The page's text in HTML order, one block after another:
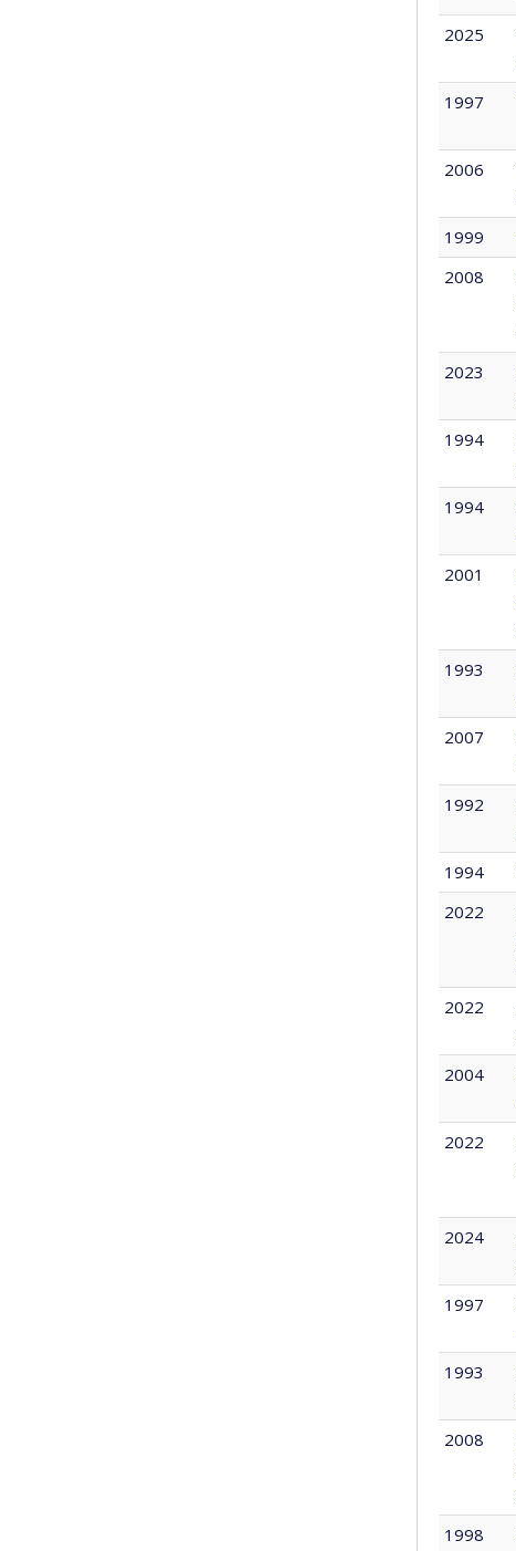
2025
1997
2006
1999
2008
2023
1994
1994
2001
1993
2007
1992
1994
2022
2022
2004
2022
2024
1997
1993
2008
1998